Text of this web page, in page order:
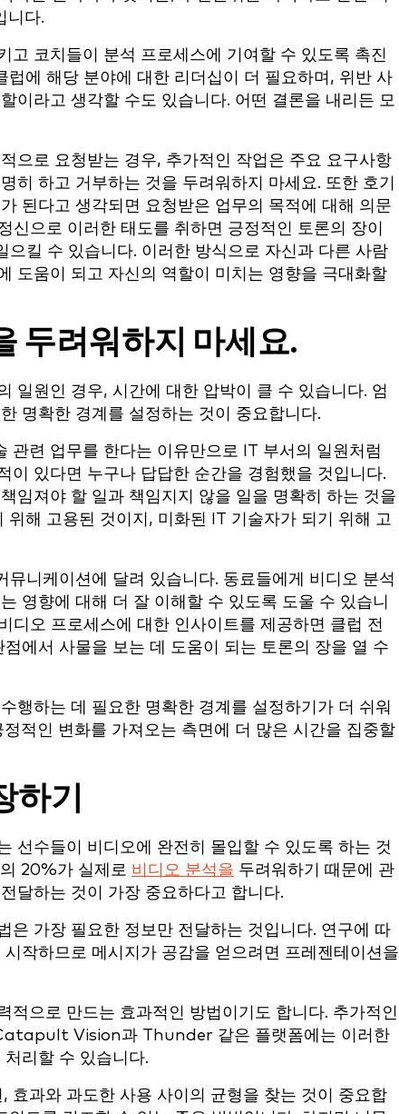
니다.
고 코치들이 분석 프로세스에 기여할 수 있도록 촉진
에 해당 분야에 대한 리더십이 더 필요하며, 위반 사
이라고 생각할 수도 있습니다. 어떤 결론을 내리든 모
으로 요청받는 경우, 추가적인 작업은 주요 요구사항
히 하고 거부하는 것을 두려워하지 마세요. 또한 호기
된다고 생각되면 요청받은 업무의 목적에 대해 의문
으로 이러한 태도를 취하면 긍정적인 토론의 장이
킬 수 있습니다. 이러한 방식으로 자신과 다른 사람
도움이 되고 자신의 역할이 미치는 영향을 극대화할
두려워하지 마세요.
일원인 경우, 시간에 대한 압박이 클 수 있습니다. 엄
명확한 경계를 설정하는 것이 중요합니다.
관련 업무를 한다는 이유만으로 IT 부서의 일원처럼
이 있다면 누구나 답답한 순간을 경험했을 것입니다.
임져야 할 일과 책임지지 않을 일을 명확히 하는 것을
해 고용된 것이지, 미화된 IT 기술자가 되기 위해 고
니케이션에 달려 있습니다. 동료들에게 비디오 분석
영향에 대해 더 잘 이해할 수 있도록 도울 수 있습니
디오 프로세스에 대한 인사이트를 제공하면 클럽 전
에서 사물을 보는 데 도움이 되는 토론의 장을 열 수
행하는 데 필요한 명확한 경계를 설정하기가 더 쉬워
적인 변화를 가져오는 측면에 더 많은 시간을 집중할
하기
선수들이 비디오에 완전히 몰입할 수 있도록 하는 것
20%가 실제로 비디오 분석을 두려워하기 때문에 관
달하는 것이 가장 중요하다고 합니다.
은 가장 필요한 정보만 전달하는 것입니다. 연구에 따
작하므로 메시지가 공감을 얻으려면 프레젠테이션을
으로 만드는 효과적인 방법이기도 합니다. 추가적인
Vision과 Thunder 같은 플랫폼에는 이러한
리할 수 있습니다.
효과와 과도한 사용 사이의 균형을 찾는 것이 중요합